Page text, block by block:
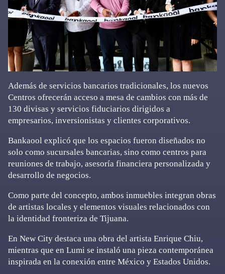
Además de servicios bancarios tradicionales, los nuevos
Centros ofrecerán acceso a mesa de cambios con más de
130 divisas y servicios fiduciarios dirigidos a
empresarios, inversionistas y clientes corporativos.
Bankaool explicó que los espacios fueron diseñados no
solo como sucursales bancarias, sino como centros para
reuniones de trabajo, asesoría financiera personalizada y
desarrollo de negocios.
Como parte del concepto, ambos inmuebles integran obras
de artistas locales y elementos visuales relacionados con
la identidad fronteriza de Tijuana.
En New City destaca una obra del artista Enrique Chiu,
mientras que en Lumi se instaló una pieza contemporánea
inspirada en la conexión entre México y Estados Unidos.